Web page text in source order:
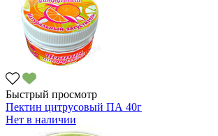
Быстрый просмотр
Пектин цитрусовый ПА 40г
Нет в наличии